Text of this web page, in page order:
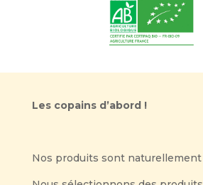
Les copains d’abord !
Nos produits sont naturellement